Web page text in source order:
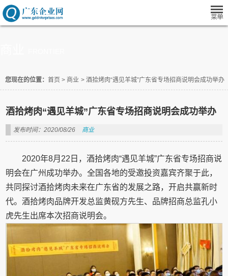
您现在的位置： 首页 > 商业 > 酒拾烤肉“遇见羊城”广东省专场招商说明会成功举办
酒拾烤肉“遇见羊城”广东省专场招商说明会成功举办
发布时间：2020/08/26 商业
2020年8月22日，酒拾烤肉“遇见羊城”广东省专场招商说
明会在广州成功举办。全国各地的受邀投资嘉宾齐聚于此，
共同探讨酒拾烤肉未来在广东省的发展之路，开启共赢新时
代。酒拾烤肉品牌开发总监黄砚方先生、品牌招商总监孔小
虎先生出席本次招商说明会。